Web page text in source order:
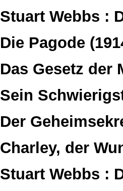
Stuart Webbs :
Die Pagode
Das Gesetz der
Sein
Der
Charley, der
Stuart Webbs :